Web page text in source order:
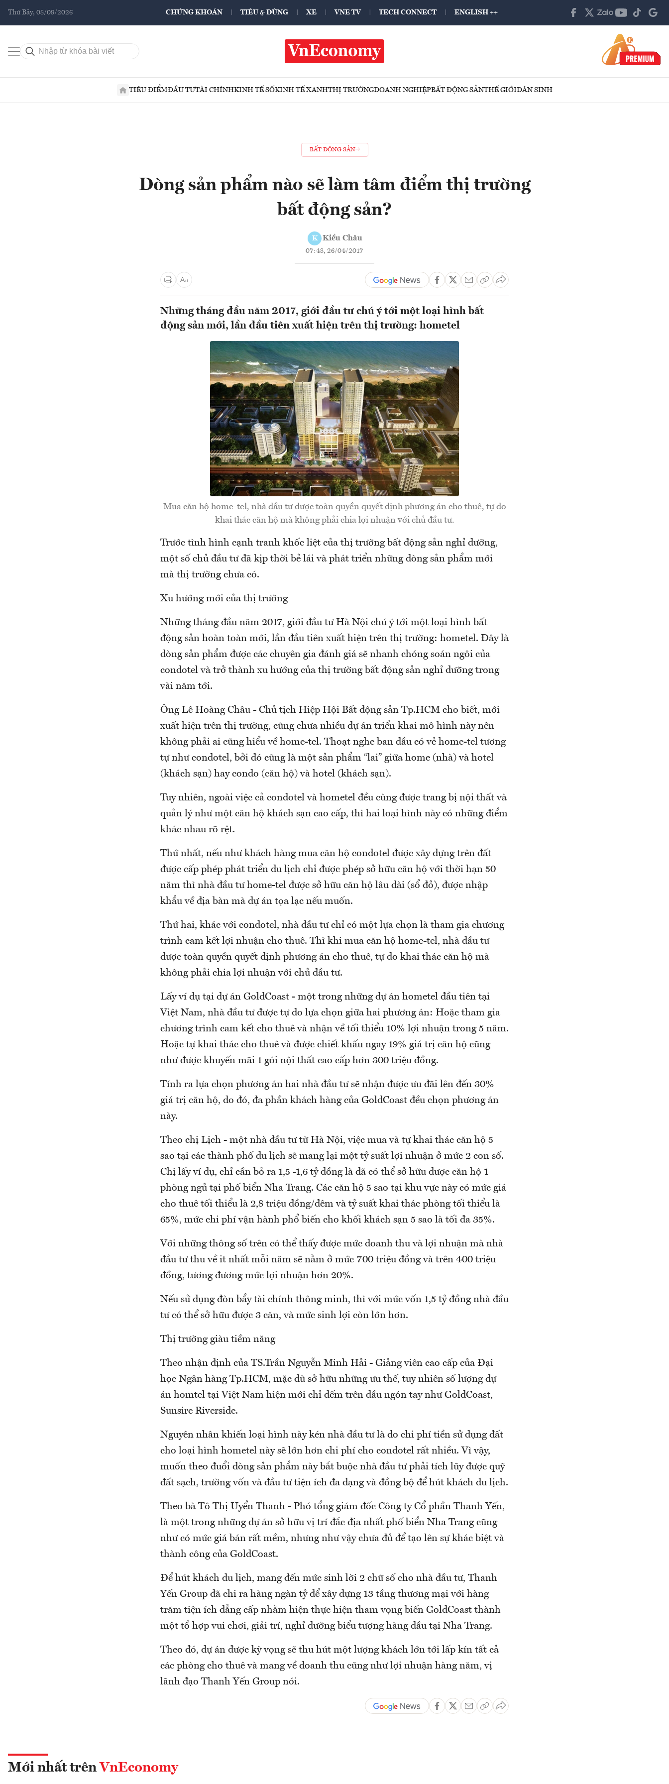
Thứ Bảy, 08/08/2026 CHỨNG KHOÁN TIÊU & DÙNG XE VNE TV TECH CONNECT ENGLISH ++
TIÊU ĐIỂMĐẦU TƯTÀI CHÍNHKINH TẾ SỐKINH TẾ XANHTHỊ TRƯỜNGDOANH NGHIỆPBẤT ĐỘNG SẢNTHẾ GIỚIDÂN SINH
BẤT ĐỘNG SẢN
Dòng sản phẩm nào sẽ làm tâm điểm thị trường
bất động sản?
K Kiều Châu
07:48, 26/04/2017
Những tháng đầu năm 2017, giới đầu tư chú ý tới một loại hình bất
động sản mới, lần đầu tiên xuất hiện trên thị trường: hometel
Mua căn hộ home-tel, nhà đầu tư được toàn quyền quyết định phương án cho thuê, tự do
khai thác căn hộ mà không phải chia lợi nhuận với chủ đầu tư.
Trước tình hình cạnh tranh khốc liệt của thị trường bất động sản nghỉ dưỡng,
một số chủ đầu tư đã kịp thời bẻ lái và phát triển những dòng sản phẩm mới
mà thị trường chưa có.
Xu hướng mới của thị trường
Những tháng đầu năm 2017, giới đầu tư Hà Nội chú ý tới một loại hình bất
động sản hoàn toàn mới, lần đầu tiên xuất hiện trên thị trường: hometel. Đây là
dòng sản phẩm được các chuyên gia đánh giá sẽ nhanh chóng soán ngôi của
condotel và trở thành xu hướng của thị trường bất động sản nghỉ dưỡng trong
vài năm tới.
Ông Lê Hoàng Châu - Chủ tịch Hiệp Hội Bất động sản Tp.HCM cho biết, mới
xuất hiện trên thị trường, cũng chưa nhiều dự án triển khai mô hình này nên
không phải ai cũng hiểu về home-tel. Thoạt nghe ban đầu có vẻ home-tel tương
tự như condotel, bởi đó cũng là một sản phẩm “lai” giữa home (nhà) và hotel
(khách sạn) hay condo (căn hộ) và hotel (khách sạn).
Tuy nhiên, ngoài việc cả condotel và hometel đều cùng được trang bị nội thất và
quản lý như một căn hộ khách sạn cao cấp, thì hai loại hình này có những điểm
khác nhau rõ rệt.
Thứ nhất, nếu như khách hàng mua căn hộ condotel được xây dựng trên đất
được cấp phép phát triển du lịch chỉ được phép sở hữu căn hộ với thời hạn 50
năm thì nhà đầu tư home-tel được sở hữu căn hộ lâu dài (sổ đỏ), được nhập
khẩu về địa bàn mà dự án tọa lạc nếu muốn.
Thứ hai, khác với condotel, nhà đầu tư chỉ có một lựa chọn là tham gia chương
trình cam kết lợi nhuận cho thuê. Thì khi mua căn hộ home-tel, nhà đầu tư
được toàn quyền quyết định phương án cho thuê, tự do khai thác căn hộ mà
không phải chia lợi nhuận với chủ đầu tư.
Lấy ví dụ tại dự án GoldCoast - một trong những dự án hometel đầu tiên tại
Việt Nam, nhà đầu tư được tự do lựa chọn giữa hai phương án: Hoặc tham gia
chương trình cam kết cho thuê và nhận về tối thiểu 10% lợi nhuận trong 5 năm.
Hoặc tự khai thác cho thuê và được chiết khấu ngay 19% giá trị căn hộ cũng
như được khuyến mãi 1 gói nội thất cao cấp hơn 300 triệu đồng.
Tính ra lựa chọn phương án hai nhà đầu tư sẽ nhận được ưu đãi lên đến 30%
giá trị căn hộ, do đó, đa phần khách hàng của GoldCoast đều chọn phương án
này.
Theo chị Lịch - một nhà đầu tư từ Hà Nội, việc mua và tự khai thác căn hộ 5
sao tại các thành phố du lịch sẽ mang lại một tỷ suất lợi nhuận ở mức 2 con số.
Chị lấy ví dụ, chỉ cần bỏ ra 1,5 -1,6 tỷ đồng là đã có thể sở hữu được căn hộ 1
phòng ngủ tại phố biển Nha Trang. Các căn hộ 5 sao tại khu vực này có mức giá
cho thuê tối thiểu là 2,8 triệu đồng/đêm và tỷ suất khai thác phòng tối thiểu là
65%, mức chi phí vận hành phổ biến cho khối khách sạn 5 sao là tối đa 35%.
Với những thông số trên có thể thấy được mức doanh thu và lợi nhuận mà nhà
đầu tư thu về it nhất mỗi năm sẽ nằm ở mức 700 triệu đồng và trên 400 triệu
đồng, tương đương mức lợi nhuận hơn 20%.
Nếu sử dụng đòn bẩy tài chính thông minh, thì với mức vốn 1,5 tỷ đồng nhà đầu
tư có thể sở hữu được 3 căn, và mức sinh lợi còn lớn hơn.
Thị trường giàu tiềm năng
Theo nhận định của TS.Trần Nguyễn Minh Hải - Giảng viên cao cấp của Đại
học Ngân hàng Tp.HCM, mặc dù sở hữu những ưu thế, tuy nhiên số lượng dự
án homtel tại Việt Nam hiện mới chỉ đếm trên đầu ngón tay như GoldCoast,
Sunsire Riverside.
Nguyên nhân khiến loại hình này kén nhà đầu tư là do chi phí tiền sử dụng đất
cho loại hình hometel này sẽ lớn hơn chi phí cho condotel rất nhiều. Vì vậy,
muốn theo đuổi dòng sản phẩm này bắt buộc nhà đầu tư phải tích lũy được quỹ
đất sạch, trường vốn và đầu tư tiện ích đa dạng và đồng bộ để hút khách du lịch.
Theo bà Tô Thị Uyển Thanh - Phó tổng giám đốc Công ty Cổ phần Thanh Yến,
là một trong những dự án sở hữu vị trí đắc địa nhất phố biển Nha Trang cũng
như có mức giá bán rất mềm, nhưng như vậy chưa đủ để tạo lên sự khác biệt và
thành công của GoldCoast.
Để hút khách du lịch, mang đến mức sinh lời 2 chữ số cho nhà đầu tư, Thanh
Yến Group đã chi ra hàng ngàn tỷ để xây dựng 13 tầng thương mại với hàng
trăm tiện ích đẳng cấp nhằm hiện thực hiện tham vọng biến GoldCoast thành
một tổ hợp vui chơi, giải trí, nghỉ dưỡng biểu tượng hàng đầu tại Nha Trang.
Theo đó, dự án được kỳ vọng sẽ thu hút một lượng khách lớn tới lấp kín tất cả
các phòng cho thuê và mang về doanh thu cũng như lợi nhuận hàng năm, vị
lãnh đạo Thanh Yến Group nói.
Mới nhất trên VnEconomy